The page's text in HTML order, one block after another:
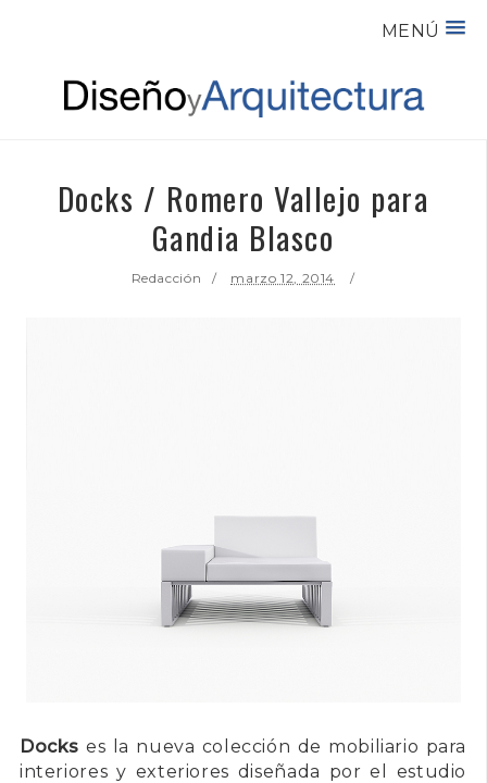
MENÚ
Docks / Romero Vallejo para
Gandia Blasco
Redacción marzo 12, 2014
Dockses la nueva colección de mobiliario para
interiores y exteriores diseñada por el estudio